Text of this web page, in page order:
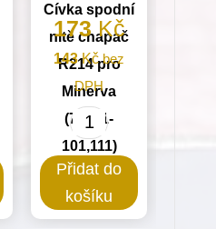
Cívka spodní
nitě chapač
R214 pro
Minerva
(72711-
101,111)
173Kč
143Kčbez
DPH
685052
(Fe)
Cívka
spodní
Přidat do
košíku